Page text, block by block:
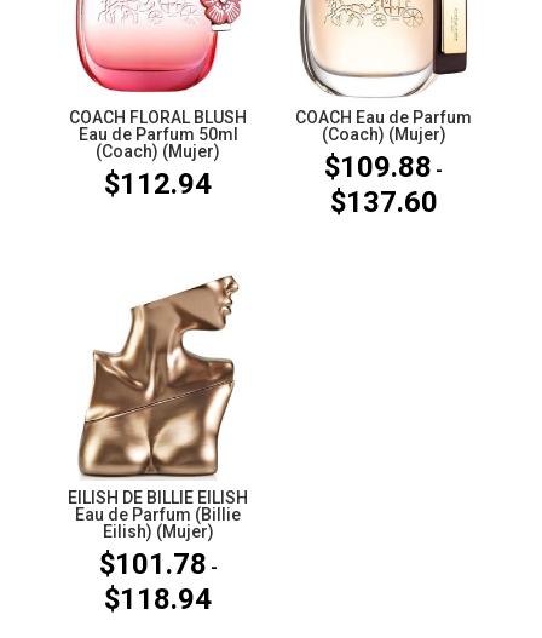
COACH FLORAL BLUSH
Eau de Parfum 50ml
(Coach) (Mujer)
$112.94
COACH Eau de Parfum
(Coach) (Mujer)
$109.88 -
$137.60Rango
EILISH DE BILLIE EILISH
Eau de Parfum (Billie
Eilish) (Mujer)
$101.78 -
$118.94Rango